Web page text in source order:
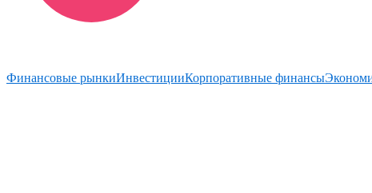
Финансовые рынкиИнвестицииКорпоративные финансы